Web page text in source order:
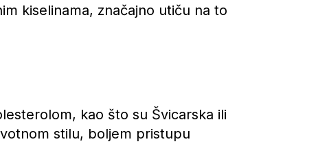
kiselinama, značajno utiču na to
kao što su Švicarska ili
stilu, boljem pristupu